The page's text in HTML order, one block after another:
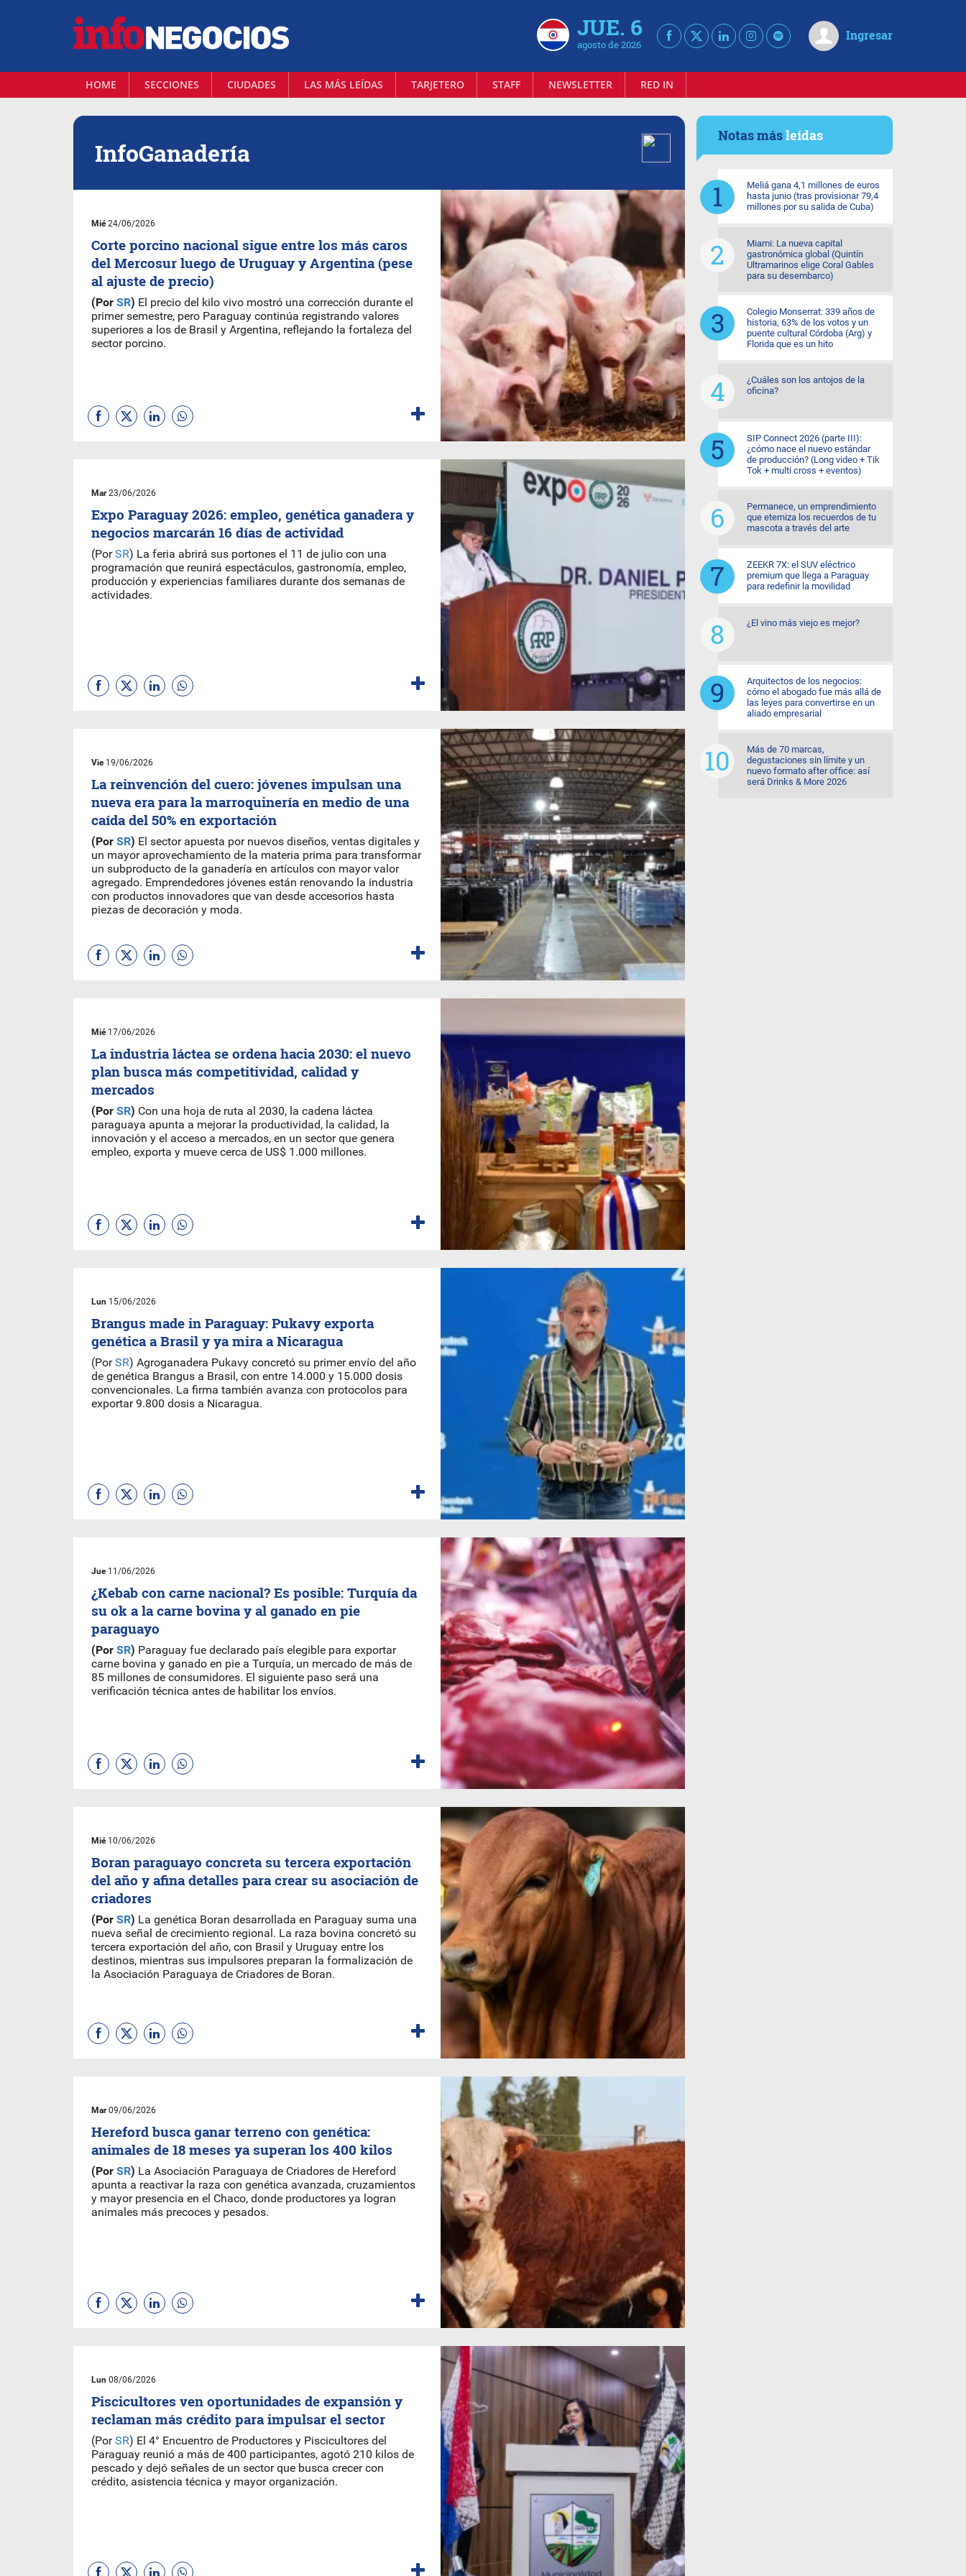
JUE. 6
agosto de 2026
Ingresar
HOME SECCIONES CIUDADES LAS MÁS LEÍDAS TARJETERO STAFF NEWSLETTER RED IN
InfoGanadería
Mié24/06/2026
Corte porcino nacional sigue entre los más caros
del Mercosur luego de Uruguay y Argentina (pese
al ajuste de precio)
(Por SR) El precio del kilo vivo mostró una corrección durante el
primer semestre, pero Paraguay continúa registrando valores
superiores a los de Brasil y Argentina, reflejando la fortaleza del
sector porcino.
Mar23/06/2026
Expo Paraguay 2026: empleo, genética ganadera y
negocios marcarán 16 días de actividad
(PorSR) La feria abrirá sus portones el 11 de julio con una
programación que reunirá espectáculos, gastronomía, empleo,
producción y experiencias familiares durante dos semanas de
actividades.
Vie19/06/2026
La reinvención del cuero: jóvenes impulsan una
nueva era para la marroquinería en medio de una
caída del 50% en exportación
(Por SR) El sector apuesta por nuevos diseños, ventas digitales y
un mayor aprovechamiento de la materia prima para transformar
un subproducto de la ganadería en artículos con mayor valor
agregado. Emprendedores jóvenes están renovando la industria
con productos innovadores que van desde accesorios hasta
piezas de decoración y moda.
Mié17/06/2026
La industria láctea se ordena hacia 2030: el nuevo
plan busca más competitividad, calidad y
mercados
(Por SR) Con una hoja de ruta al 2030, la cadena láctea
paraguaya apunta a mejorar la productividad, la calidad, la
innovación y el acceso a mercados, en un sector que genera
empleo, exporta y mueve cerca de US$ 1.000 millones.
Lun 15/06/2026
Brangus made in Paraguay: Pukavy exporta
genética a Brasil y ya mira a Nicaragua
(PorSR) Agroganadera Pukavy concretó su primer envío del año
de genética Brangus a Brasil, con entre 14.000 y 15.000 dosis
convencionales. La firma también avanza con protocolos para
exportar 9.800 dosis a Nicaragua.
Jue11/06/2026
¿Kebab con carne nacional? Es posible: Turquía da
su ok a la carne bovina y al ganado en pie
paraguayo
(Por SR) Paraguay fue declarado país elegible para exportar
carne bovina y ganado en pie a Turquía, un mercado de más de
85 millones de consumidores. El siguiente paso será una
verificación técnica antes de habilitar los envíos.
Mié10/06/2026
Boran paraguayo concreta su tercera exportación
del año y afina detalles para crear su asociación de
criadores
(Por SR) La genética Boran desarrollada en Paraguay suma una
nueva señal de crecimiento regional. La raza bovina concretó su
tercera exportación del año, con Brasil y Uruguay entre los
destinos, mientras sus impulsores preparan la formalización de
la Asociación Paraguaya de Criadores de Boran.
Mar09/06/2026
Hereford busca ganar terreno con genética:
animales de 18 meses ya superan los 400 kilos
(Por SR) La Asociación Paraguaya de Criadores de Hereford
apunta a reactivar la raza con genética avanzada, cruzamientos
y mayor presencia en el Chaco, donde productores ya logran
animales más precoces y pesados.
Lun 08/06/2026
Piscicultores ven oportunidades de expansión y
reclaman más crédito para impulsar el sector
(PorSR) El 4° Encuentro de Productores y Piscicultores del
Paraguay reunió a más de 400 participantes, agotó 210 kilos de
pescado y dejó señales de un sector que busca crecer con
crédito, asistencia técnica y mayor organización.
Notas másleídas
Meliá gana 4,1 millones de euros
hasta junio (tras provisionar 79,4
millones por su salida de Cuba)
Miami: La nueva capital
gastronómica global (Quintín
Ultramarinos elige Coral Gables
para su desembarco)
Colegio Monserrat: 339 años de
historia, 63% de los votos y un
puente cultural Córdoba (Arg) y
Florida que es un hito
¿Cuáles son los antojos de la
oficina?
SIP Connect 2026 (parte III):
¿cómo nace el nuevo estándar
de producción? (Long video + Tik
Tok + multi cross + eventos)
Permanece, un emprendimiento
que eterniza los recuerdos de tu
mascota a través del arte
ZEEKR 7X: el SUV eléctrico
premium que llega a Paraguay
para redefinir la movilidad
¿El vino más viejo es mejor?
Arquitectos de los negocios:
cómo el abogado fue más allá de
las leyes para convertirse en un
aliado empresarial
Más de 70 marcas,
degustaciones sin límite y un
nuevo formato after office: así
será Drinks & More 2026